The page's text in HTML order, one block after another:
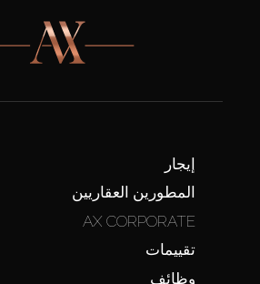
إيجار
المطورين العقاريين
AX CORPORATE
تقييمات
وظائف